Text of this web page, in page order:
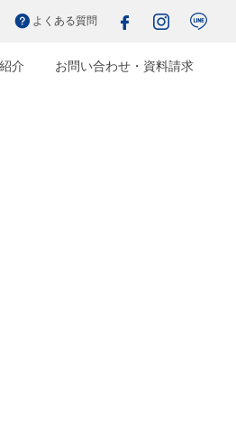
よくある質問
介 お問い合わせ・資料請求